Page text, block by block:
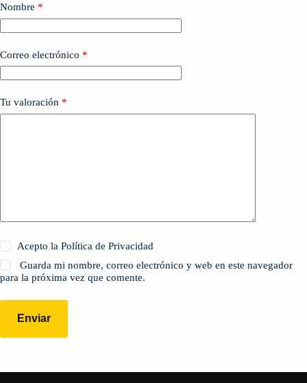
Nombre *
Correo electrónico *
Tu valoración *
Acepto la Política de Privacidad
Guarda mi nombre, correo electrónico y web en este navegador
para la próxima vez que comente.
Enviar